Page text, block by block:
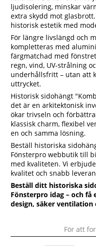
ljudisolering, minskar
extra skydd mot
historisk estetik med
För längre livslängd och
kompletteras med
färgmatchad med
regn, vind, UV-strålning
underhållsfritt – utan att
uttrycket.
Historisk sidohängt
det är en arkitektonisk
ökar trivseln och
klassisk charm, flexibel
en och samma lösning.
Beställ historiska
Fönsterpro webbutik till
med kvaliteten. Vi
kvalitet och snabb
Beställ ditt historiska
Fönsterpro idag – och
design, säker
För att